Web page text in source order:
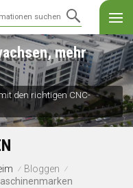
mehr
den richtigen CNC-
/ Bloggen /